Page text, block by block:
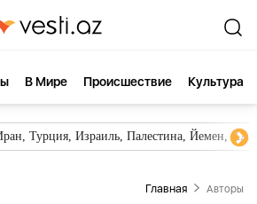
В Мире Происшествие Культура
Турция, Израиль, Палестина, Йемен,
Главная Aвторы